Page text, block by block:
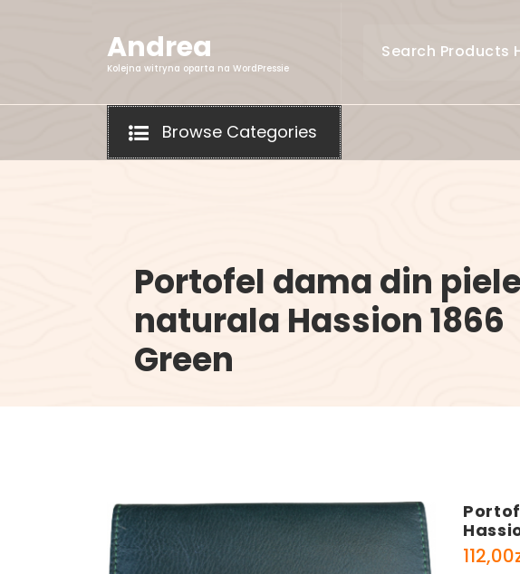
Andrea
Kolejna witryna oparta na WordPressie
Browse Categories
Portofel dama din
naturala Hassion 1866
Green
112,00